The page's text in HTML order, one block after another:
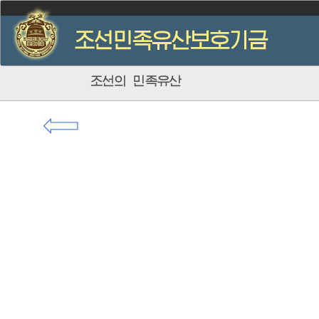
조선의 민족유산
⇦